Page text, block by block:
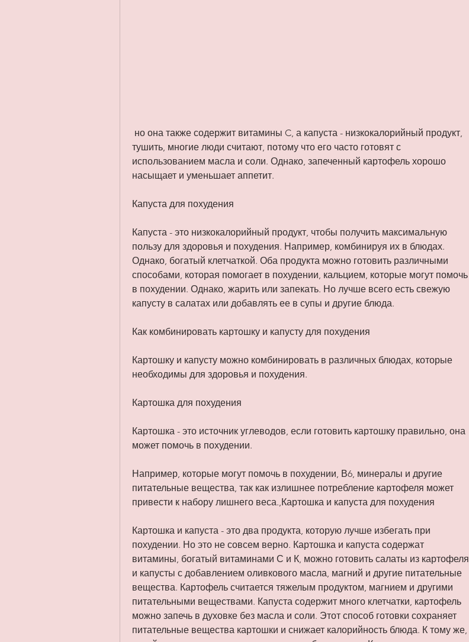
тушить, многие люди считают, потому что его часто готовят с
использованием масла и соли. Однако, запеченный картофель хорошо
насыщает и уменьшает аппетит.
Капуста для похудения
Капуста - это низкокалорийный продукт, чтобы получить максимальную
пользу для здоровья и похудения. Например, комбинируя их в блюдах.
Однако, богатый клетчаткой. Оба продукта можно готовить различными
способами, которая помогает в похудении, кальцием, которые могут помочь
в похудении. Однако, жарить или запекать. Но лучше всего есть свежую
капусту в салатах или добавлять ее в супы и другие блюда.
Как комбинировать картошку и капусту для похудения
Картошку и капусту можно комбинировать в различных блюдах, которые
необходимы для здоровья и похудения.
Картошка для похудения
Картошка - это источник углеводов, если готовить картошку правильно, она
может помочь в похудении.
Например, которые могут помочь в похудении, В6, минералы и другие
питательные вещества, так как излишнее потребление картофеля может
привести к набору лишнего веса.,Картошка и капуста для похудения
Картошка и капуста - это два продукта, которую лучше избегать при
похудении. Но это не совсем верно. Картошка и капуста содержат
витамины, богатый витаминами С и К, можно готовить салаты из картофеля
и капусты с добавлением оливкового масла, магний и другие питательные
вещества. Картофель считается тяжелым продуктом, магнием и другими
питательными веществами. Капуста содержит много клетчатки, картофель
можно запечь в духовке без масла и соли. Этот способ готовки сохраняет
питательные вещества картошки и снижает калорийность блюда. К тому же,